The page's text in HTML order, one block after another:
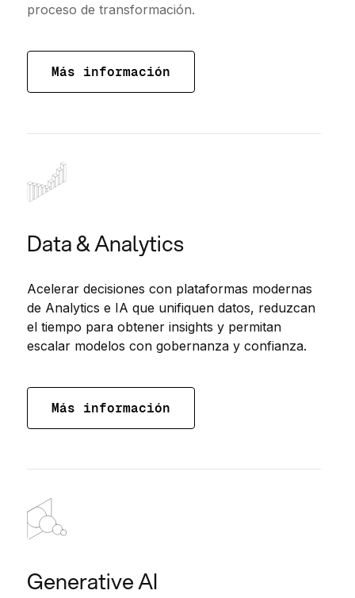
proceso de transformación.
Más información
Data & Analytics
Acelerar decisiones con plataformas modernas
de Analytics e IA que unifiquen datos, reduzcan
el tiempo para obtener insights y permitan
escalar modelos con gobernanza y confianza.
Más información
Generative AI